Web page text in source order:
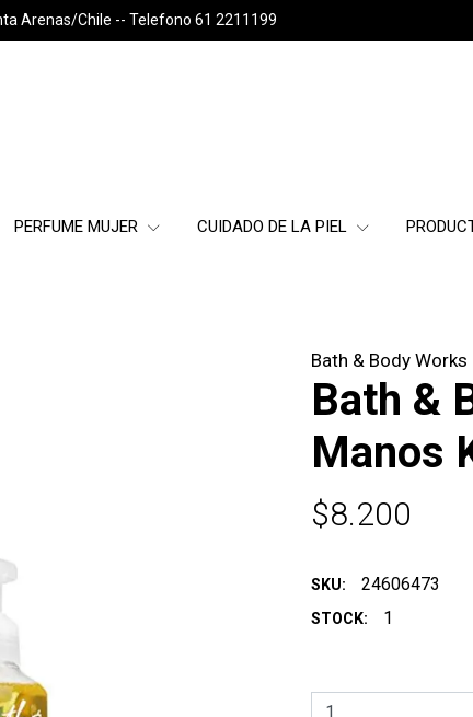
Arenas/Chile -- Telefono 61 2211199
PERFUME MUJER CUIDADO DE LA PIEL
Bath & Body Works
Bath &
Manos
$8.200
SKU: 24606473
STOCK: 1